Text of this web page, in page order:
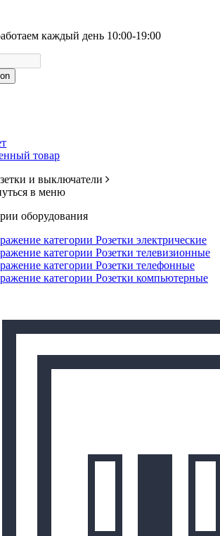
каждый день 10:00-19:00
товар
и выключатели
в меню
оборудования
Розетки электрические
Розетки телевизионные
Розетки телефонные
Розетки компьютерные